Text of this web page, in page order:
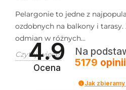
Pelargonie to jedne z
ozdobnych na balkony i
odmian w różnych...
Czytaj więcej
4.9
Ocena
Na
5179 opinii
Jak